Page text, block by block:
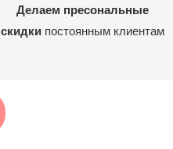
Делаем пресональные
скидки постоянным клиентам